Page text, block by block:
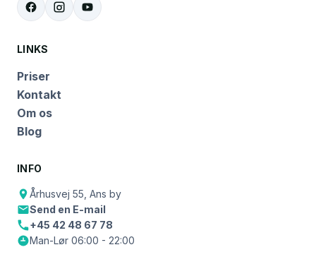
LINKS
Priser
Kontakt
Om os
Blog
INFO
Århusvej 55, Ans by
Send en E-mail
+45 42 48 67 78
Man-Lør 06:00 - 22:00